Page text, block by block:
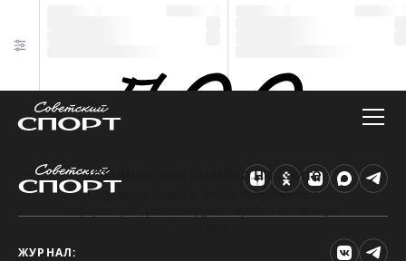
Техническая ошибка на сайте
Произошла ошибка. Чтобы найти нужную
ЖУРНАЛ: